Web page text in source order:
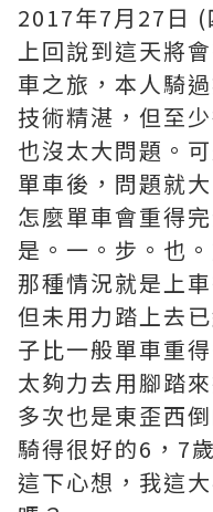
2017年7月27日 (
上回說到這天將
車之旅，本人騎
技術精湛，但至
也沒太大問題。
單車後，問題就大
怎麼單車會重得
是。一。步。也
那種情況就是上
但未用力踏上去
子比一般單車重
太夠力去用腳踏
多次也是東歪西
騎得很好的6，7
這下心想，我這